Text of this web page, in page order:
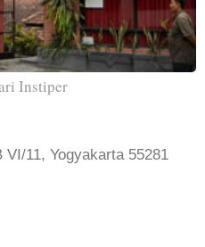
Instiper
11, Yogyakarta 55281